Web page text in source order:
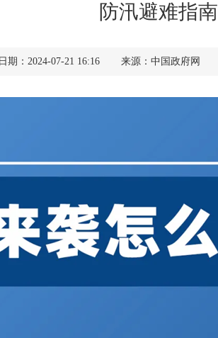
便民提示
防汛避难指南
期：2024-07-21 16:16 来源：中国政府网